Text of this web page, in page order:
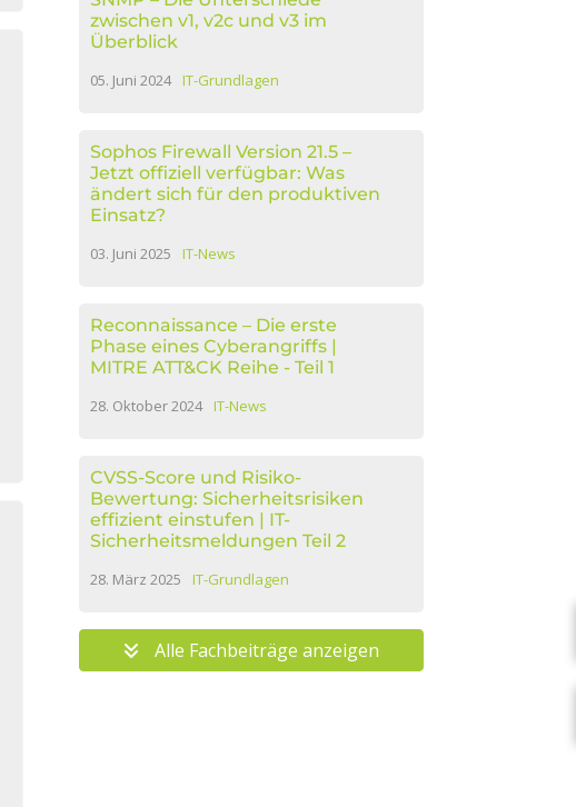
zwischen v1, v2c und v3 im
Überblick
05. Juni 2024 IT-Grundlagen
Sophos Firewall Version 21.5 –
Jetzt offiziell verfügbar: Was
ändert sich für den produktiven
Einsatz?
03. Juni 2025 IT-News
Reconnaissance – Die erste
Phase eines Cyberangriffs |
MITRE ATT&CK Reihe - Teil 1
28. Oktober 2024 IT-News
CVSS-Score und Risiko-
Bewertung: Sicherheitsrisiken
effizient einstufen | IT-
Sicherheitsmeldungen Teil 2
28. März 2025 IT-Grundlagen
Alle Fachbeiträge anzeigen